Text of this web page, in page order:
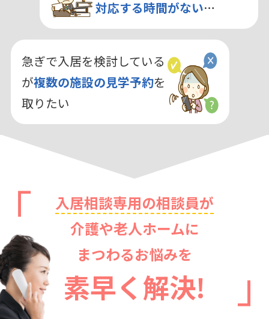
対応する時間がない…
急ぎで入居を検討している
が複数の施設の見学予約を
取りたい
入居相談専用の相談員が
介護や老人ホームに
まつわるお悩みを
素早く解決!